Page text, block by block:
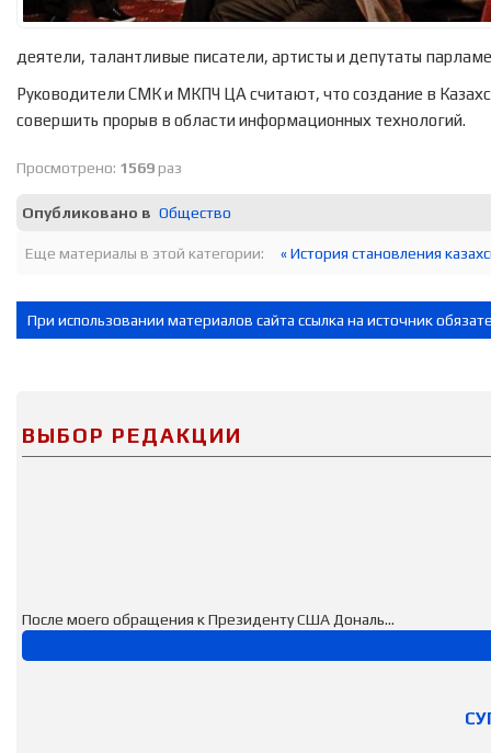
деятели, талантливые писатели, артисты и депутаты
Руководители СМК и МКПЧ ЦА считают, что создание в
совершить прорыв в области информационных технологий.
Просмотрено: 1569раз
Опубликовано в Общество
Еще материалы в этой категории: « История становления
При использовании материалов сайта ссылка на источник
ВЫБОР РЕДАКЦИИ
После моего обращения к Президенту США Дональ...